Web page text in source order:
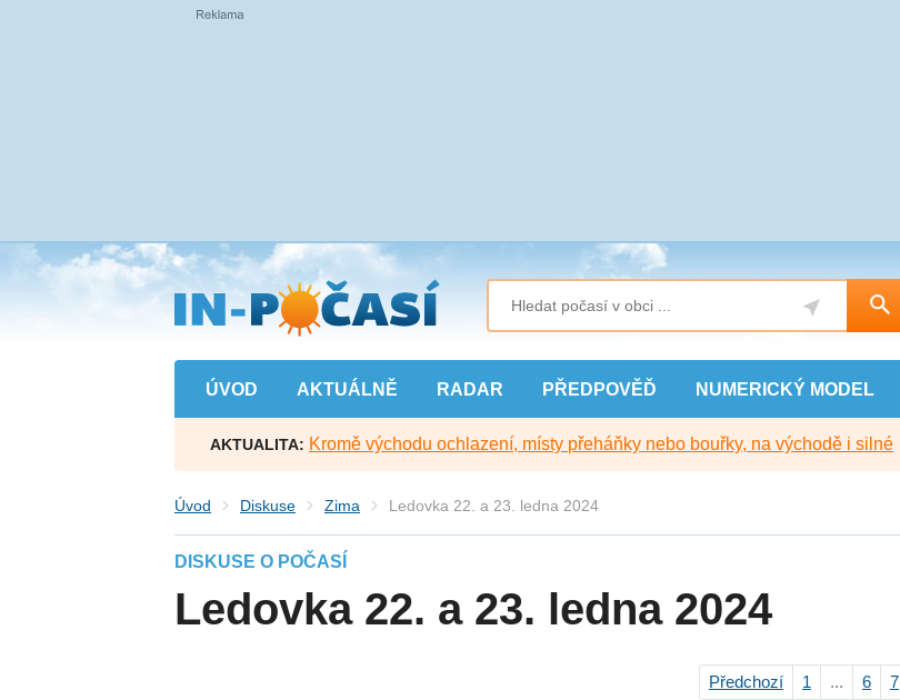
Přejít
na
hlavní
obsah
ÚVOD AKTUÁLNĚ RADAR PŘEDPOVĚĎ NUMERICKÝ MODEL
AKTUALITA: Kromě východu ochlazení, místy přeháňky nebo bouřky, na východě i silné
Úvod Diskuse Zima Ledovka 22. a 23. ledna 2024
DISKUSE O POČASÍ
Ledovka 22. a 23. ledna 2024
Předchozí 1 ... 6 7